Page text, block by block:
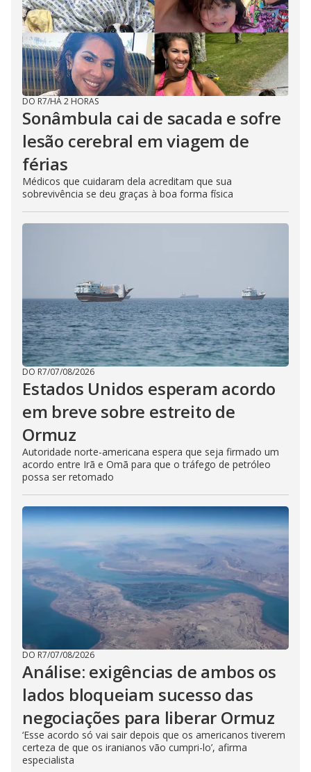
DO R7/HÁ 2 HORAS
Sonâmbula cai de sacada e sofre
lesão cerebral em viagem de
férias
Médicos que cuidaram dela acreditam que sua
sobrevivência se deu graças à boa forma física
DO R7/07/08/2026
Estados Unidos esperam acordo
em breve sobre estreito de
Ormuz
Autoridade norte-americana espera que seja firmado um
acordo entre Irã e Omã para que o tráfego de petróleo
possa ser retomado
DO R7/07/08/2026
Análise: exigências de ambos os
lados bloqueiam sucesso das
negociações para liberar Ormuz
‘Esse acordo só vai sair depois que os americanos tiverem
certeza de que os iranianos vão cumpri-lo’, afirma
especialista